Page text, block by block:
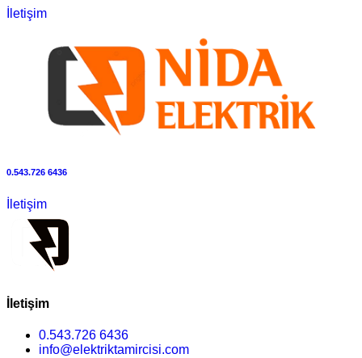
İletişim
0.543.726 6436
İletişim
İletişim
0.543.726 6436
info@elektriktamircisi.com